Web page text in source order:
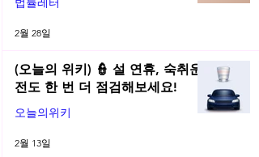
2월 28일
(오늘의 위키) 👮 설 연휴, 숙취운
전도 한 번 더 점검해보세요!
오늘의위키
2월 13일